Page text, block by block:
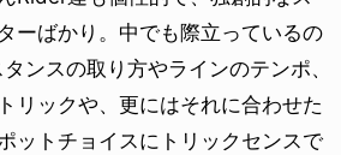
ーばかり。中でも際立っているの
ンスの取り方やラインのテンポ、
リックや、更にはそれに合わせた
ットチョイスにトリックセンスで